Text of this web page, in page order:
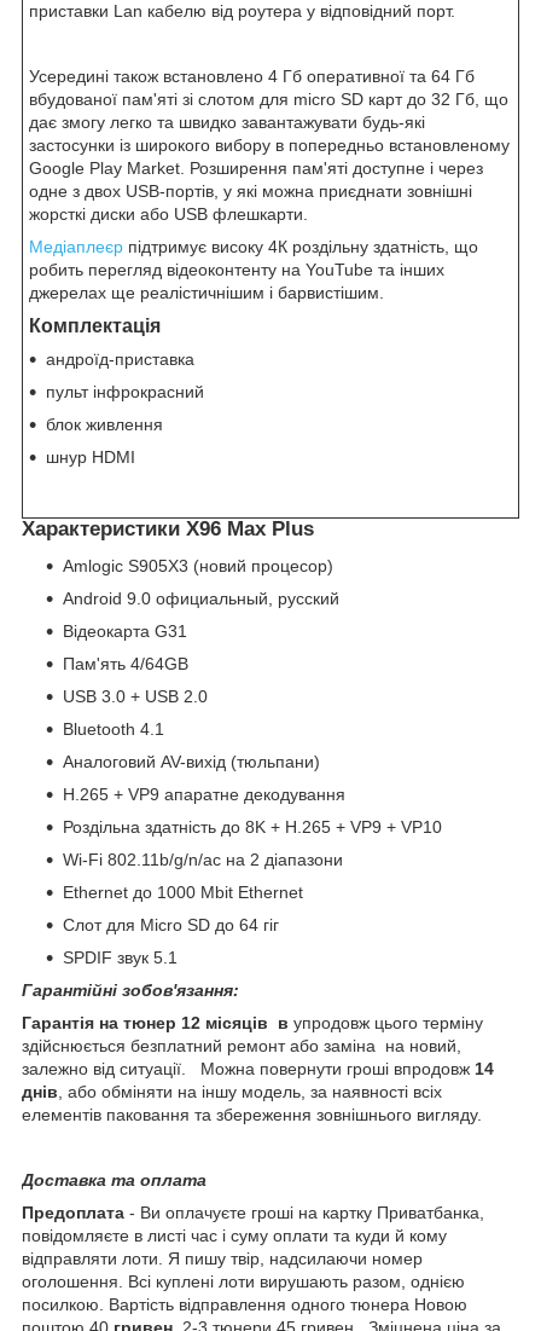
приставки Lan кабелю від роутера у відповідний порт.
Усередині також встановлено 4 Гб оперативної та 64 Гб
вбудованої пам'яті зі слотом для micro SD карт до 32 Гб, що
дає змогу легко та швидко завантажувати будь-які
застосунки із широкого вибору в попередньо встановленому
Google Play Market. Розширення пам'яті доступне і через
одне з двох USB-портів, у які можна приєднати зовнішні
жорсткі диски або USB флешкарти.
Медіаплеєр підтримує високу 4К роздільну здатність, що
робить перегляд відеоконтенту на YouTube та інших
джерелах ще реалістичнішим і барвистішим.
Комплектація
андроїд-приставка
пульт інфрокрасний
блок живлення
шнур HDMI
Характеристики X96 Max Plus
Amlogic S905X3 (новий процесор)
Android 9.0 официальный, русский
Відеокарта G31
Пам'ять 4/64GB
USB 3.0 + USB 2.0
Bluetooth 4.1
Аналоговий AV-вихід (тюльпани)
H.265 + VP9 апаратне декодування
Роздільна здатність до 8K + H.265 + VP9 + VP10
Wi-Fi 802.11b/g/n/ac на 2 діапазони
Ethernet до 1000 Mbit Ethernet
Слот для Micro SD до 64 гіг
SPDIF звук 5.1
Гарантійні зобов'язання:
Гарантія на тюнер 12 місяців в упродовж цього терміну
здійснюється безплатний ремонт або заміна на новий,
залежно від ситуації. Можна повернути гроші впродовж 14
днів , або обміняти на іншу модель, за наявності всіх
елементів паковання та збереження зовнішнього вигляду.
Доставка та оплата
Предоплата - Ви оплачуєте гроші на картку Приватбанка,
повідомляєте в листі час і суму оплати та куди й кому
відправляти лоти. Я пишу твір, надсилаючи номер
оголошення. Всі куплені лоти вирушають разом, однією
посилкою. Вартість відправлення одного тюнера Новою
поштою 40 гривен . 2-3 тюнери 45 гривен. Зміцнена ціна за